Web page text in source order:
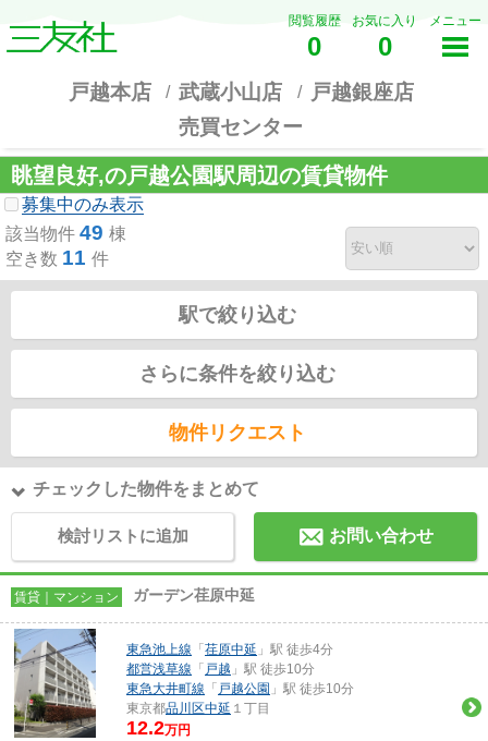
閲覧履歴
0
お気に入り
0
メニュー
戸越本店 武蔵小山店
戸越銀座店
売買センター
眺望良好,の戸越公園駅周辺の賃貸物件
募集中のみ表示
該当物件 49 棟
空き数 11 件
駅で絞り込む
さらに条件を絞り込む
物件リクエスト
チェックした物件をまとめて
検討リストに追加 お問い合わせ
賃貸｜マンション ガーデン荏原中延
東急池上線 「 荏原中延 」駅 徒歩4分
都営浅草線 「 戸越 」駅 徒歩10分
東急大井町線 「 戸越公園 」駅 徒歩10分
東京都品川区中延 １丁目
12.2万円